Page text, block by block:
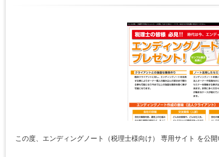
この度、エンディングノート（税理士様向け） 専用サイト を公